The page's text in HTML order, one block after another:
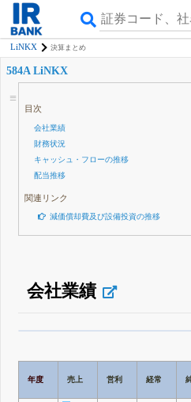
LiNKX 決算まとめ
584A LiNKX
目次
会社業績
財務状況
キャッシュ・フローの推移
配当推移
関連リンク
減価償却費及び設備投資の推移
会社業績
詳しく見られる無料でβ版を
登録すると永久30%OFFと米
年度 売上 営利 経常